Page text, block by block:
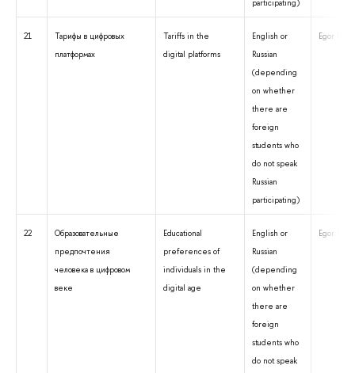
participating)
21
Тарифы в цифровых
платформах
Tariffs in the
digital platforms
English or
Russian
(depending
on whether
there are
foreign
students who
do not speak
Russian
participating)
Egor
22
Образовательные
предпочтения
человека в цифровом
веке
Educational
preferences of
individuals in the
digital age
English or
Russian
(depending
on whether
there are
foreign
students who
do not speak
Egor